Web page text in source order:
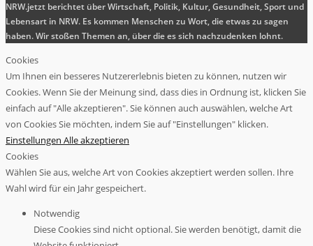
NRW.jetzt berichtet über Wirtschaft, Politik, Kultur, Gesundheit, Sport und
Lebensart in NRW. Es kommen Menschen zu Wort, die etwas zu sagen
haben. Wir stoßen Themen an, über die es sich nachzudenken lohnt.
Cookies
Um Ihnen ein besseres Nutzererlebnis bieten zu können, nutzen wir
Cookies. Wenn Sie der Meinung sind, dass dies in Ordnung ist, klicken Sie
einfach auf "Alle akzeptieren". Sie können auch auswählen, welche Art
von Cookies Sie möchten, indem Sie auf "Einstellungen" klicken.
Einstellungen Alle akzeptieren
Cookies
Wählen Sie aus, welche Art von Cookies akzeptiert werden sollen. Ihre
Wahl wird für ein Jahr gespeichert.
Notwendig
Diese Cookies sind nicht optional. Sie werden benötigt, damit die